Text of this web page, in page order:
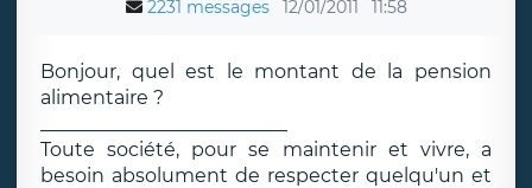
2231 messages 12/01/2011 11:58
Bonjour, quel est le montant de la pension
alimentaire ?
Toute société, pour se maintenir et vivre, a
besoin absolument de respecter quelqu'un et